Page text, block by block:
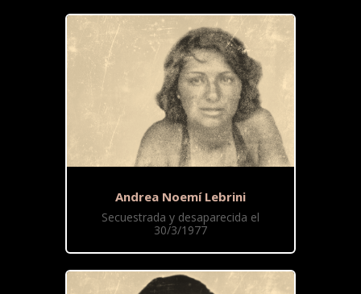
Andrea Noemí Lebrini
Secuestrada y desaparecida el
30/3/1977